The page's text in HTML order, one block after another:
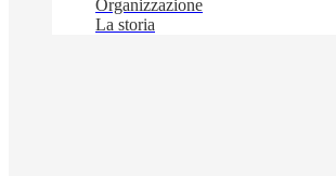
Organizzazione
La storia